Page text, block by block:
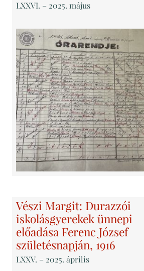
LXXVI. – 2025. május
Vészi Margit: Durazzói
iskolásgyerekek ünnepi
előadása Ferenc József
születésnapján, 1916
LXXV. – 2025. április